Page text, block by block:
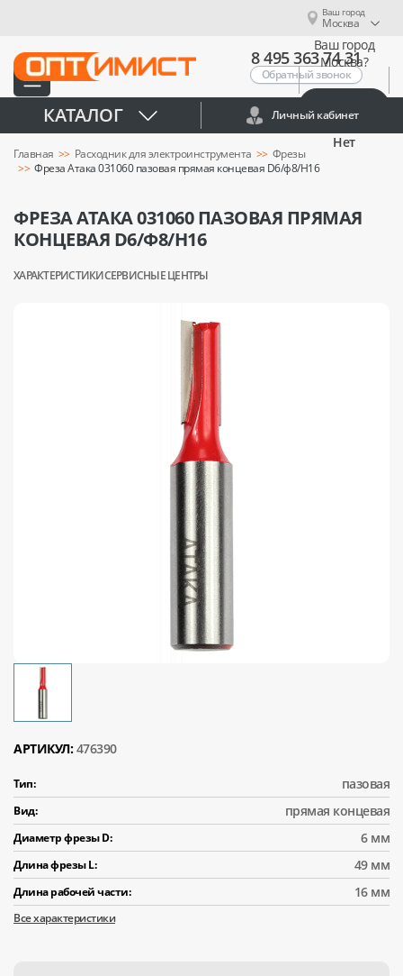
Ваш город
Москва
Ваш город
Москва?
Нет
8 495 363 74 31
Обратный звонок
КАТАЛОГ Личный кабинет
Главная Расходник для электроинструмента
Фрезы
Фреза Атака 031060 пазовая прямая концевая D6/ф8/H16
ФРЕЗА АТАКА 031060 ПАЗОВАЯ ПРЯМАЯ
КОНЦЕВАЯ D6/Ф8/H16
ХАРАКТЕРИСТИКИСЕРВИСНЫЕ ЦЕНТРЫ
АРТИКУЛ: 476390
Тип: пазовая
Вид: прямая концевая
Диаметр фрезы D: 6 мм
Длина фрезы L: 49 мм
Длина рабочей части: 16 мм
Все характеристики